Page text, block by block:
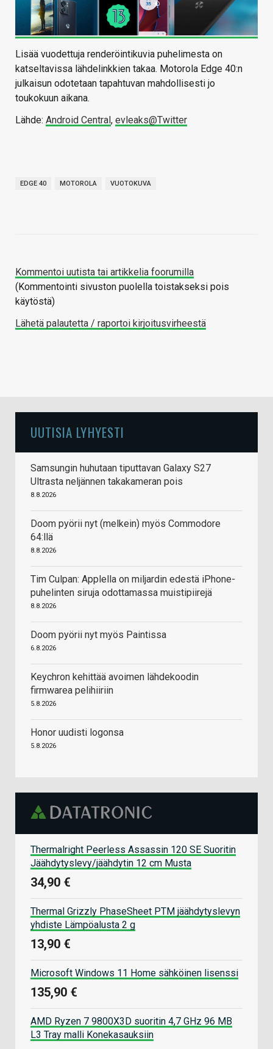
Lisää vuodettuja renderöintikuvia puhelimesta on
katseltavissa lähdelinkkien takaa. Motorola Edge 40:n
julkaisun odotetaan tapahtuvan mahdollisesti jo
toukokuun aikana.
Lähde: Android Central, evleaks@Twitter
EDGE 40 MOTOROLA VUOTOKUVA
Kommentoi uutista tai artikkelia foorumilla
(Kommentointi sivuston puolella toistakseksi pois
käytöstä)
Lähetä palautetta / raportoi kirjoitusvirheestä
UUTISIA LYHYESTI
Samsungin huhutaan tiputtavan Galaxy S27
Ultrasta neljännen takakameran pois
8.8.2026
Doom pyörii nyt (melkein) myös Commodore
64:llä
8.8.2026
Tim Culpan: Applella on miljardin edestä iPhone-
puhelinten siruja odottamassa muistipiirejä
8.8.2026
Doom pyörii nyt myös Paintissa
6.8.2026
Keychron kehittää avoimen lähdekoodin
firmwarea pelihiiriin
5.8.2026
Honor uudisti logonsa
5.8.2026
Thermalright Peerless Assassin 120 SE Suoritin
Jäähdytyslevy/jäähdytin 12 cm Musta
34,90 €
Thermal Grizzly PhaseSheet PTM jäähdytyslevyn
yhdiste Lämpöalusta 2 g
13,90 €
Microsoft Windows 11 Home sähköinen lisenssi
135,90 €
AMD Ryzen 7 9800X3D suoritin 4,7 GHz 96 MB
L3 Tray malli Konekasauksiin